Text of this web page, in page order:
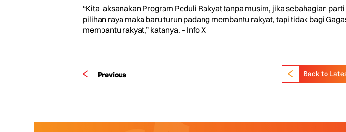
“Kita laksanakan Program Peduli Rakyat tanpa musim, jika sebahagian
pilihan raya maka baru turun padang membantu rakyat, tapi tidak bagi
membantu rakyat,” katanya. – Info X
Previous Back to